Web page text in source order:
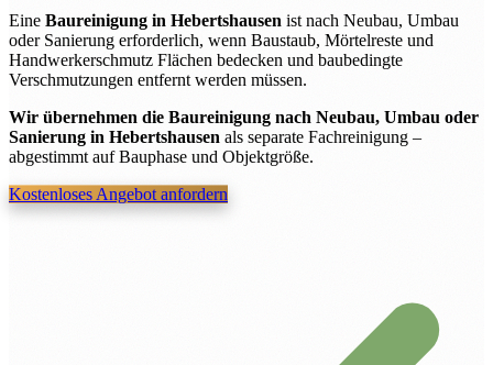
Eine Baureinigung in Hebertshausen ist nach Neubau, Umbau
oder Sanierung erforderlich, wenn Baustaub, Mörtelreste und
Handwerkerschmutz Flächen bedecken und baubedingte
Verschmutzungen entfernt werden müssen.
Wir übernehmen die Baureinigung nach Neubau, Umbau oder
Sanierung in Hebertshausen als separate Fachreinigung –
abgestimmt auf Bauphase und Objektgröße.
Kostenloses Angebot anfordern